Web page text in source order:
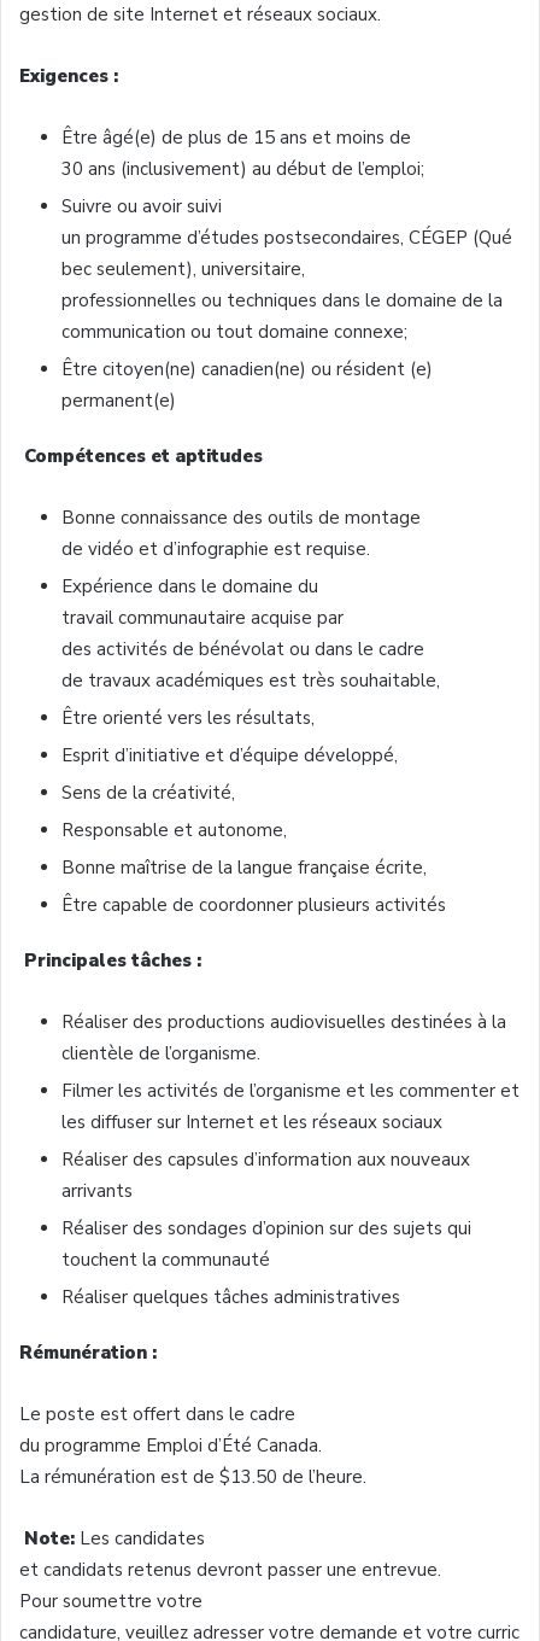
gestion de site Internet et réseaux sociaux.
Exigences :
Être âgé(e) de plus de 15 ans et moins de
30 ans (inclusivement) au début de l’emploi;
Suivre ou avoir suivi
un programme d’études postsecondaires, CÉGEP (Qué
bec seulement), universitaire,
professionnelles ou techniques dans le domaine de la
communication ou tout domaine connexe;
Être citoyen(ne) canadien(ne) ou résident (e)
permanent(e)
Compétences et aptitudes
Bonne connaissance des outils de montage
de vidéo et d’infographie est requise.
Expérience dans le domaine du
travail communautaire acquise par
des activités de bénévolat ou dans le cadre
de travaux académiques est très souhaitable,
Être orienté vers les résultats,
Esprit d’initiative et d’équipe développé,
Sens de la créativité,
Responsable et autonome,
Bonne maîtrise de la langue française écrite,
Être capable de coordonner plusieurs activités
Principales tâches :
Réaliser des productions audiovisuelles destinées à la
clientèle de l’organisme.
Filmer les activités de l’organisme et les commenter et
les diffuser sur Internet et les réseaux sociaux
Réaliser des capsules d’information aux nouveaux
arrivants
Réaliser des sondages d’opinion sur des sujets qui
touchent la communauté
Réaliser quelques tâches administratives
Rémunération :
Le poste est offert dans le cadre
du programme Emploi d’Été Canada.
La rémunération est de $13.50 de l’heure.
Note: Les candidates
et candidats retenus devront passer une entrevue.
Pour soumettre votre
candidature, veuillez adresser votre demande et votre curric